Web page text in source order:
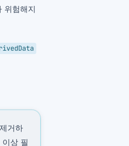
위험해지
거하
상 필